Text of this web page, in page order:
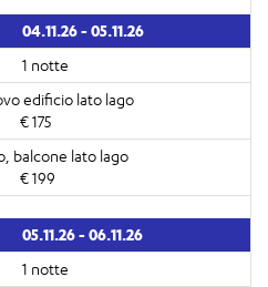
04.11.26 - 05.11.26
1 notte
€ 175
€ 199
05.11.26 - 06.11.26
1 notte